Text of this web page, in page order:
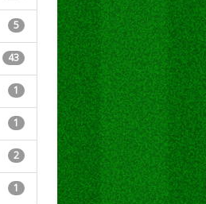
5
43
1
1
2
1